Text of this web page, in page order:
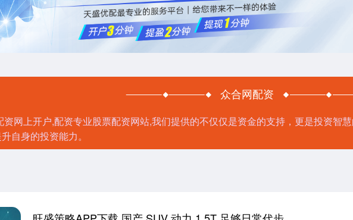
众合网配资
资网上开户,配资专业股票配资网站,我们提供的不仅仅是资金的支持，更是投资智
自身的投资能力。